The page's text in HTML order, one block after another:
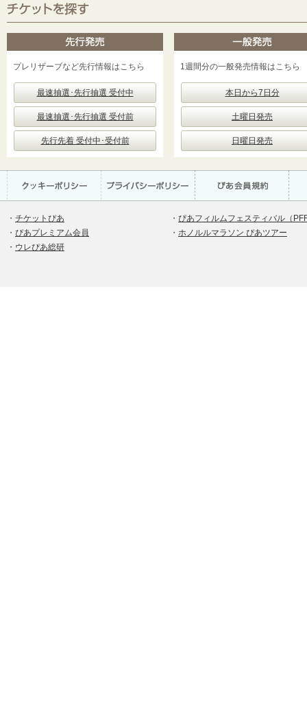
プレリザーブなど先行情報はこちら
最速抽選･先行抽選 受付中
最速抽選･先行抽選 受付前
先行先着 受付中･受付前
1週間分の一般発売情報はこちら
本日から7日分
土曜日発売
日曜日発売
・ チケットぴあ
・ ぴあプレミアム会員
・ ウレぴあ総研
・ ぴあフィルムフェスティバル（
・ ホノルルマラソン ぴあツアー